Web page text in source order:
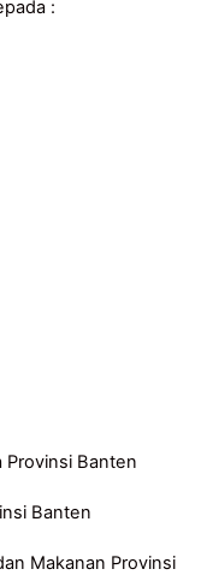
:
Provinsi Banten
Banten
Makanan Provinsi